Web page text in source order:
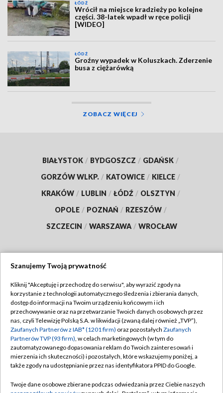
ŁÓDŹ
Wrócił na miejsce kradzieży po kolejne
części. 38-latek wpadł w ręce policji
[WIDEO]
ŁÓDŹ
Groźny wypadek w Koluszkach. Zderzenie
busa z ciężarówką
ZOBACZ WIĘCEJ
BIAŁYSTOK / BYDGOSZCZ / GDAŃSK /
GORZÓW WLKP. / KATOWICE / KIELCE /
KRAKÓW / LUBLIN / ŁÓDŹ / OLSZTYN /
OPOLE / POZNAŃ / RZESZÓW /
SZCZECIN / WARSZAWA / WROCŁAW
TVP
Abonament TVP
Emisja w TVP
Centrum informacji TVP
Naziemna Telewizja Cyfrowa
Regulamin TVP
Polityka prywatności
Moje zgody
Pomoc
Szanujemy Twoją prywatność
Kliknij "Akceptuję i przechodzę do serwisu", aby wyrazić zgody na
korzystanie z technologii automatycznego śledzenia i zbierania danych,
dostęp do informacji na Twoim urządzeniu końcowym i ich
przechowywanie oraz na przetwarzanie Twoich danych osobowych przez
nas, czyli Telewizję Polską S.A. w likwidacji (zwaną dalej również „TVP”),
Zaufanych Partnerów z IAB* (1201 firm) oraz pozostałych Zaufanych
Partnerów TVP (93 firm), w celach marketingowych (w tym do
zautomatyzowanego dopasowania reklam do Twoich zainteresowań i
mierzenia ich skuteczności) i pozostałych, które wskazujemy poniżej, a
także zgody na udostępnianie przez nas identyfikatora PPID do Google.
Twoje dane osobowe zbierane podczas odwiedzania przez Ciebie naszych